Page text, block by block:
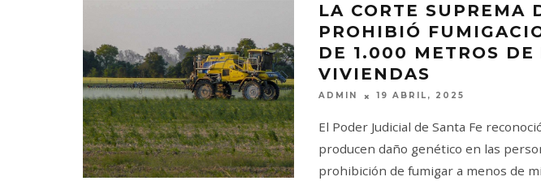
LA CORTE SUPREMA
PROHIBIÓ
DE 1.000 METROS DE
VIVIENDAS
ADMIN 19 ABRIL, 2025
El Poder Judicial de Santa Fe
producen daño genético en las
prohibición de fumigar a menos de